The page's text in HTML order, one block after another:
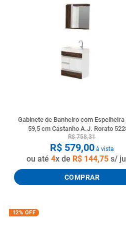
Gabinete de Banheiro com Espelheira
59,5 cm Castanho A.J. Rorato
R$ 758,31
R$ 579,00à vista
ou até 4x de R$ 144,75s/
COMPRAR
12% OFF